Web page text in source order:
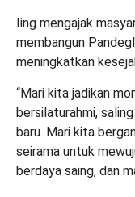
Iing mengajak
membangun
meningkatkan
“Mari kita jadikan
bersilaturahmi,
baru. Mari kita
seirama untuk
berdaya saing, dan